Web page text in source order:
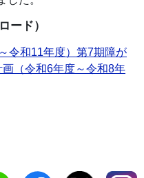
ード）
令和11年度）第7期障が
（令和6年度～令和8年